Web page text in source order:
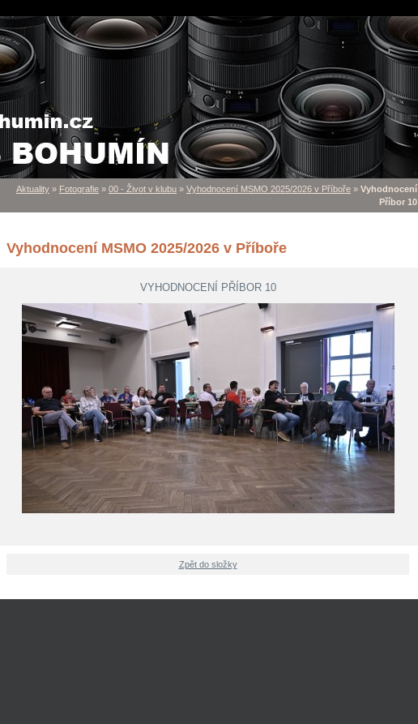
Aktuality » Fotografie » 00 - Život v klubu » Vyhodnocení MSMO 2025/2026 v Příboře » Vyhodnocení
Příbor 10
Vyhodnocení MSMO 2025/2026 v Příboře
VYHODNOCENÍ PŘÍBOR 10
Zpět do složky